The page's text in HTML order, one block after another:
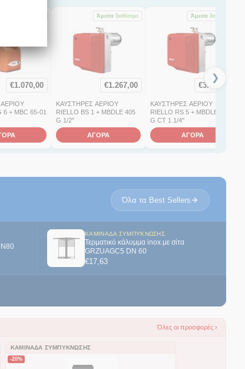
€1.070,00
6 + MBC 65-01
Άμεσα διαθέσιμο
€1.267,00
ΚΑΥΣΤΗΡΕΣ ΑΕΡΙΟΥ
RIELLO BS 1 + MBDLE 405
G 1/2''
ΑΓΟΡΑ
Άμεσα διαθέσιμο
€3.343,00
ΚΑΥΣΤΗΡΕΣ ΑΕΡΙΟΥ
RIELLO RS 5 + MBDLE 415
G CT 1 1/4''
ΑΓΟΡΑ
❯
Όλα τα Best Sellers
ΚΑΜΙΝΆΔΑ ΣΥΜΠΎΚΝΩΣΗΣ
Τερματικό κάλυμμα inox με σίτα
GRZUAGC5 DN 60
€17,63
Όλες οι προσφορές ›
ΚΑΜΙΝΆΔΑ ΣΥΜΠΎΚΝΩΣΗΣ
-20%